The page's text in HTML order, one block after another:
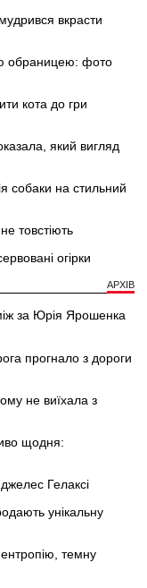
вкрасти
обраницею: фото
кота до гри
який вигляд
собаки на стильний
товстіють
огірки
АРХІВ
за Юрія Ярошенка
прогнало з дороги
не виїхала з
щодня:
Гелаксі
унікальну
ентропію, темну